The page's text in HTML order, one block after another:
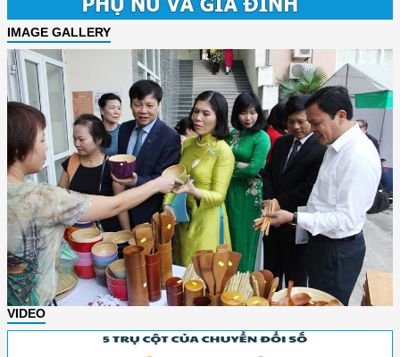
IMAGE GALLERY
VIDEO